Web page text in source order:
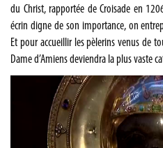
du Christ, rapportée de Croisade en
écrin digne de son importance, on
Et pour accueillir les pèlerins venus de
Dame d’Amiens deviendra la plus vaste